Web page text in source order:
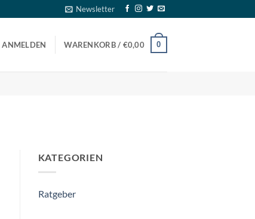
Newsletter
ANMELDEN WARENKORB / €0,00 0
KATEGORIEN
Ratgeber